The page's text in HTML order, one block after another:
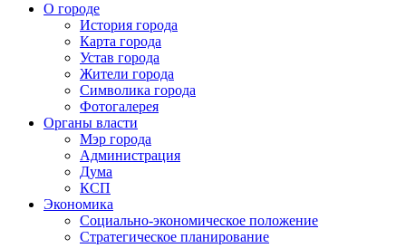
О городе
История города
Карта города
Устав города
Жители города
Символика города
Фотогалерея
Органы власти
Мэр города
Администрация
Дума
КСП
Экономика
Социально-экономическое положение
Стратегическое планирование